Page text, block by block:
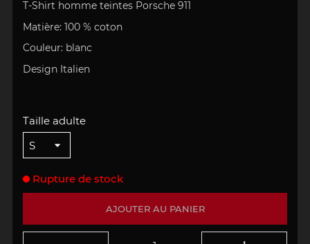
T-Shirt homme teintes Porsche 911
Matière: 100 % coton
Couleur: blanc
Design Italien
Taille adulte
AJOUTER AU PANIER
Rupture de stock